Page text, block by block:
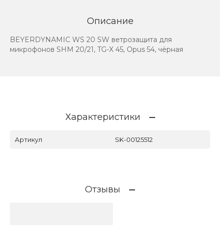
Описание
BEYERDYNAMIC WS 20 SW ветрозащита для
микрофонов SHM 20/21, TG-X 45, Opus 54, чёрная
Характеристики
Артикул SK-00125512
Отзывы